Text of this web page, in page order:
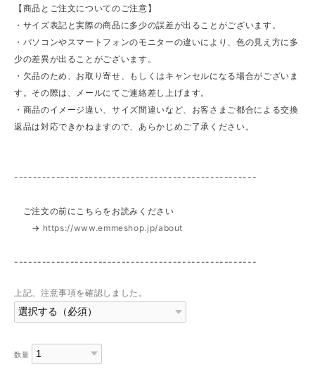
【商品とご注文についてのご注意】
・サイズ表記と実際の商品に多少の誤差が出ることがございます。
・パソコンやスマートフォンのモニターの違いにより、色の見え方に多
少の差異が出ることがございます。
・欠品のため、お取り寄せ、もしくはキャンセルになる場合がございま
す。その際は、メールにてご連絡差し上げます。
・商品のイメージ違い、サイズ間違いなど、お客さまご都合による交換
返品は対応できかねますので、あらかじめご了承ください。
----------------------------------------------------
ご注文の前にこちらをお読みください
→ https://www.emmeshop.jp/about
----------------------------------------------------
上記、注意事項を確認しました。
数量